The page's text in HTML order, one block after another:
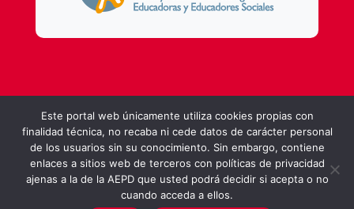
Este portal web únicamente utiliza cookies propias con
finalidad técnica, no recaba ni cede datos de carácter personal
de los usuarios sin su conocimiento. Sin embargo, contiene
enlaces a sitios web de terceros con políticas de privacidad
ajenas a la de la AEPD que usted podrá decidir si acepta o no
cuando acceda a ellos.